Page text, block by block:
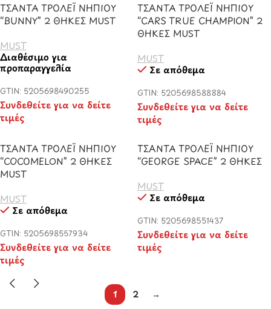
ΤΣΑΝΤΑ ΤΡΟΛΕΪ ΝΗΠΙΟΥ
“BUNNY” 2 ΘΗΚΕΣ MUST
MUST
Διαθέσιμο για
προπαραγγελία
GTIN: 5205698490255
Συνδεθείτε για να δείτε
τιμές
ΤΣΑΝΤΑ ΤΡΟΛΕΪ ΝΗΠΙΟΥ
“CARS TRUE CHAMPION” 2
ΘΗΚΕΣ MUST
MUST
Σε απόθεμα
GTIN: 5205698588884
Συνδεθείτε για να δείτε
τιμές
ΤΣΑΝΤΑ ΤΡΟΛΕΪ ΝΗΠΙΟΥ
“COCOMELON” 2 ΘΗΚΕΣ
MUST
MUST
Σε απόθεμα
GTIN: 5205698557934
Συνδεθείτε για να δείτε
τιμές
ΤΣΑΝΤΑ ΤΡΟΛΕΪ ΝΗΠΙΟΥ
“GEORGE SPACE” 2 ΘΗΚΕΣ
MUST
Σε απόθεμα
GTIN: 5205698551437
Συνδεθείτε για να δείτε
τιμές
1 2 →